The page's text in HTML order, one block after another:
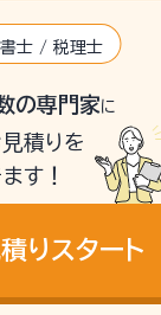
士 / 税理士
の専門家に
積りを
す！
りスタート